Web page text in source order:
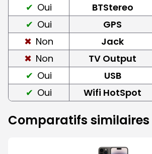
Oui
BTStereo
Oui
GPS
Non
Jack
Non
TV Output
Oui
USB
Oui
Wifi HotSpot
Comparatifs similaires